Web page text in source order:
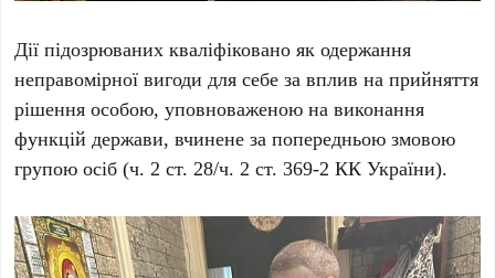
Дії підозрюваних кваліфіковано як одержання
неправомірної вигоди для себе за вплив на прийняття
рішення особою, уповноваженою на виконання
функцій держави, вчинене за попередньою змовою
групою осіб (ч. 2 ст. 28/ч. 2 ст. 369-2 КК України).